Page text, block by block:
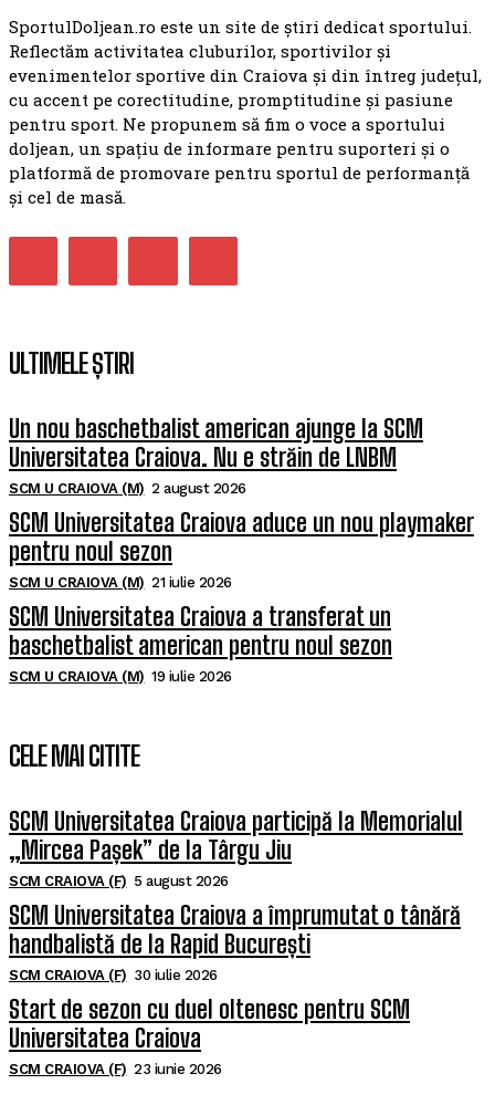
SportulDoljean.ro este un site de știri dedicat sportului.
Reflectăm activitatea cluburilor, sportivilor și
evenimentelor sportive din Craiova și din întreg județul,
cu accent pe corectitudine, promptitudine și pasiune
pentru sport. Ne propunem să fim o voce a sportului
doljean, un spațiu de informare pentru suporteri și o
platformă de promovare pentru sportul de performanță
și cel de masă.
ULTIMELE ȘTIRI
Un nou baschetbalist american ajunge la SCM
Universitatea Craiova. Nu e străin de LNBM
SCM U CRAIOVA (M) 2 august 2026
SCM Universitatea Craiova aduce un nou playmaker
pentru noul sezon
SCM U CRAIOVA (M) 21 iulie 2026
SCM Universitatea Craiova a transferat un
baschetbalist american pentru noul sezon
SCM U CRAIOVA (M) 19 iulie 2026
CELE MAI CITITE
SCM Universitatea Craiova participă la Memorialul
„Mircea Pașek” de la Târgu Jiu
SCM CRAIOVA (F) 5 august 2026
SCM Universitatea Craiova a împrumutat o tânără
handbalistă de la Rapid București
SCM CRAIOVA (F) 30 iulie 2026
Start de sezon cu duel oltenesc pentru SCM
Universitatea Craiova
SCM CRAIOVA (F) 23 iunie 2026